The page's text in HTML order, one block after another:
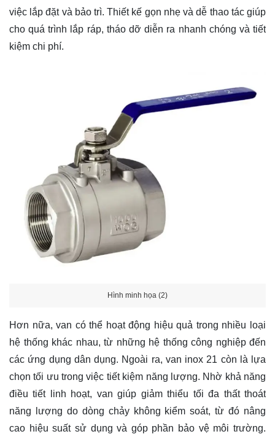
việc lắp đặt và bảo trì. Thiết kế gọn nhẹ và dễ thao tác giúp
cho quá trình lắp ráp, tháo dỡ diễn ra nhanh chóng và tiết
kiệm chi phí.
Hình minh họa (2)
Hơn nữa, van có thể hoạt động hiệu quả trong nhiều loại
hệ thống khác nhau, từ những hệ thống công nghiệp đến
các ứng dụng dân dụng. Ngoài ra, van inox 21 còn là lựa
chọn tối ưu trong việc tiết kiệm năng lượng. Nhờ khả năng
điều tiết linh hoạt, van giúp giảm thiểu tối đa thất thoát
năng lượng do dòng chảy không kiểm soát, từ đó nâng
cao hiệu suất sử dụng và góp phần bảo vệ môi trường.